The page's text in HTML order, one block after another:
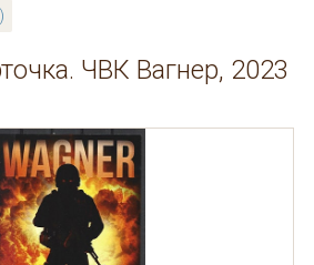
ЧВК Вагнер, 2023